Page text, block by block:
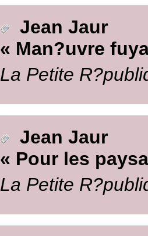
Jean Jaur
« Man?uvre
La Petite
Jean Jaur
« Pour les
La Petite